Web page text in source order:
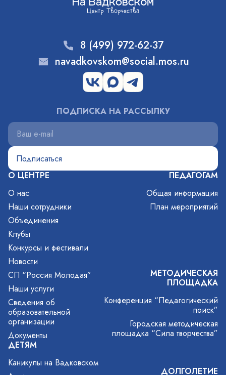
О ЦЕНТРЕ
О нас
Наши сотрудники
Объединения
Клубы
Конкурсы и фестивали
Новости
СП “Россия Молодая”
Наши услуги
Сведения об
образовательной
организации
Документы
ДЕТЯМ
Каникулы на Вадковском
ПЕДАГОГАМ
Общая информация
План мероприятий
МЕТОДИЧЕСКАЯ
ПЛОЩАДКА
Конференция “Педагогический
поиск”
Городская методическая
площадка “Сила творчества”
ДОЛГОЛЕТИЕ
8 (499) 972-62-37
navadkovskom@social.mos.ru
ПОДПИСКА НА РАССЫЛКУ